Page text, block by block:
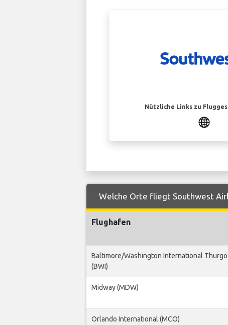
Nützliche Links zu
Welche Orte fliegt Southwest
Flughafen
Baltimore/Washington International
(BWI)
Midway (MDW)
Orlando International (MCO)